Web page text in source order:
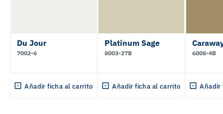
Du Jour
7002-6
Añadir ficha al carrito
Platinum Sage
8003-27B
Añadir ficha al carrito
6008-4B
Añadir